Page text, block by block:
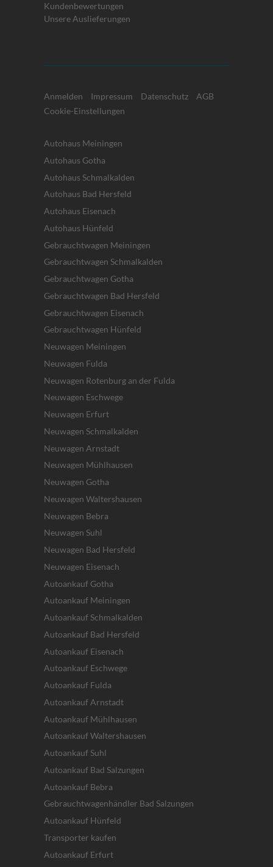
Kundenbewertungen
Unsere Auslieferungen
Anmelden Impressum Datenschutz
AGB
Cookie-Einstellungen
Autohaus Meiningen
Autohaus Gotha
Autohaus Schmalkalden
Autohaus Bad Hersfeld
Autohaus Eisenach
Autohaus Hünfeld
Gebrauchtwagen Meiningen
Gebrauchtwagen Schmalkalden
Gebrauchtwagen Gotha
Gebrauchtwagen Bad Hersfeld
Gebrauchtwagen Eisenach
Gebrauchtwagen Hünfeld
Neuwagen Meiningen
Neuwagen Fulda
Neuwagen Rotenburg an der Fulda
Neuwagen Eschwege
Neuwagen Erfurt
Neuwagen Schmalkalden
Neuwagen Arnstadt
Neuwagen Mühlhausen
Neuwagen Gotha
Neuwagen Waltershausen
Neuwagen Bebra
Neuwagen Suhl
Neuwagen Bad Hersfeld
Neuwagen Eisenach
Autoankauf Gotha
Autoankauf Meiningen
Autoankauf Schmalkalden
Autoankauf Bad Hersfeld
Autoankauf Eisenach
Autoankauf Eschwege
Autoankauf Fulda
Autoankauf Arnstadt
Autoankauf Mühlhausen
Autoankauf Waltershausen
Autoankauf Suhl
Autoankauf Bad Salzungen
Autoankauf Bebra
Gebrauchtwagenhändler Bad Salzungen
Autoankauf Hünfeld
Transporter kaufen
Autoankauf Erfurt